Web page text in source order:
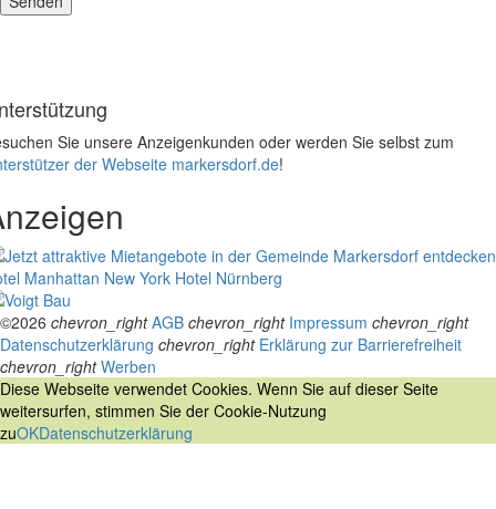
Sie unsere Anzeigenkunden oder werden Sie selbst zum
der Webseite markersdorf.de!
Manhattan New York Hotel Nürnberg
©2026 chevron_right AGB chevron_right Impressum chevron_right
Datenschutzerklärung chevron_right Erklärung zur Barrierefreiheit
chevron_right Werben
Diese Webseite verwendet Cookies. Wenn Sie auf dieser Seite
weitersurfen, stimmen Sie der Cookie-Nutzung
zuOKDatenschutzerklärung